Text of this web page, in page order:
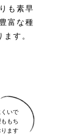
も素早
富な種
す。
いで
もち
ます